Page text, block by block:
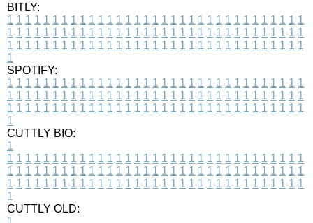
BITLY:
1 1 1 1 1 1 1 1 1 1 1 1 1 1 1 1 1 1 1 1 1 1 1 1 1 1 1 1 1 1 1 1 1
1 1 1 1 1 1 1 1 1 1 1 1 1 1 1 1 1 1 1 1 1 1 1 1 1 1 1 1 1 1 1 1 1
1 1 1 1 1 1 1 1 1 1 1 1 1 1 1 1 1 1 1 1 1 1 1 1 1 1 1 1 1 1 1 1 1
1
SPOTIFY:
1 1 1 1 1 1 1 1 1 1 1 1 1 1 1 1 1 1 1 1 1 1 1 1 1 1 1 1 1 1 1 1 1
1 1 1 1 1 1 1 1 1 1 1 1 1 1 1 1 1 1 1 1 1 1 1 1 1 1 1 1 1 1 1 1 1
1 1 1 1 1 1 1 1 1 1 1 1 1 1 1 1 1 1 1 1 1 1 1 1 1 1 1 1 1 1 1 1 1
1
CUTTLY BIO:
1
1 1 1 1 1 1 1 1 1 1 1 1 1 1 1 1 1 1 1 1 1 1 1 1 1 1 1 1 1 1 1 1 1
1 1 1 1 1 1 1 1 1 1 1 1 1 1 1 1 1 1 1 1 1 1 1 1 1 1 1 1 1 1 1 1 1
1 1 1 1 1 1 1 1 1 1 1 1 1 1 1 1 1 1 1 1 1 1 1 1 1 1 1 1 1 1 1 1 1
1
CUTTLY OLD: